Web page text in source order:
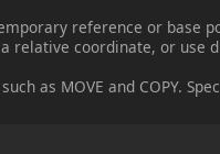
reference or base
relative coordinate, or use
as MOVE and COPY.